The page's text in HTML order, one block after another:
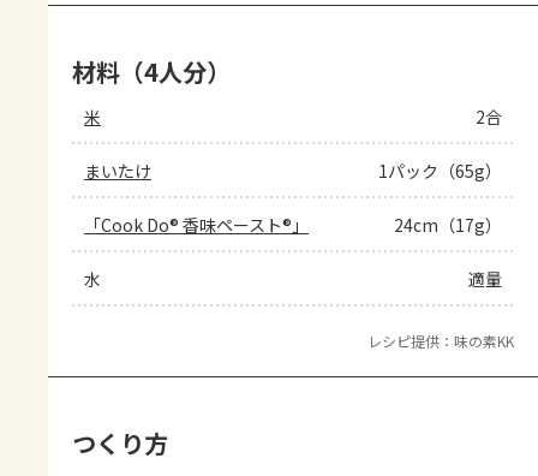
材料（4人分）
米 2合
まいたけ 1パック（65g）
「Cook Do® 香味ペースト®」 24cm（17g）
水 適量
レシピ提供：味の素KK
つくり方